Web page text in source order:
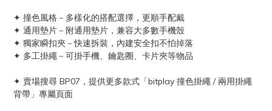
✦ 撞色風格－多樣化的搭配選擇，更順手配戴
✦ 通用墊片－附通用墊片，兼容大多數手機殼
✦ 獨家瞬扣夾－快速拆裝，內建安全扣不怕掉落
✦ 多工掛繩－可掛手機、鑰匙圈、卡片夾等物品
✦ 賣場搜尋 BP07，提供更多款式「bitplay 撞色掛繩 / 兩用掛繩
背帶」專屬頁面